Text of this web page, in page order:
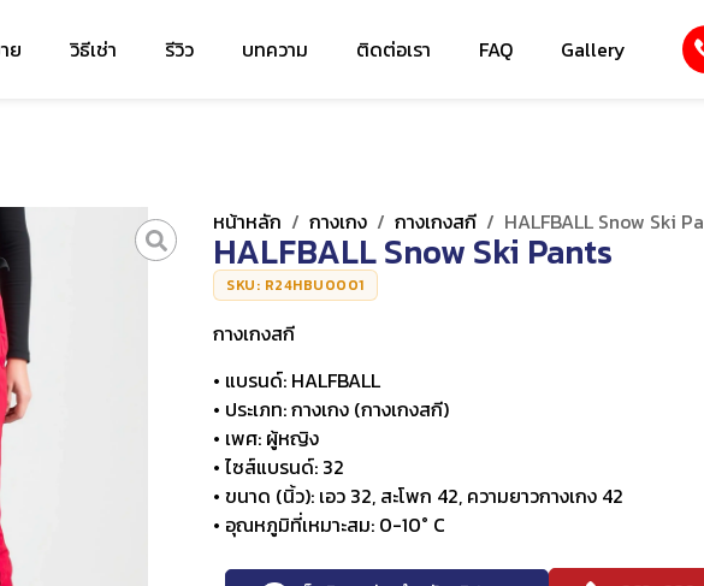
ย วิธีเช่า รีวิว บทความ ติดต่อเรา FAQ Gallery
หน้าหลัก / กางเกง / กางเกงสกี / HALFBALL Snow Ski
HALFBALL Snow Ski Pants
SKU: R24HBU0001
กางเกงสกี
• แบรนด์: HALFBALL
• ประเภท: กางเกง (กางเกงสกี)
• เพศ: ผู้หญิง
• ไซส์แบรนด์: 32
• ขนาด (นิ้ว): เอว 32, สะโพก 42, ความยาวกางเกง 42
• อุณหภูมิที่เหมาะสม: 0-10° C